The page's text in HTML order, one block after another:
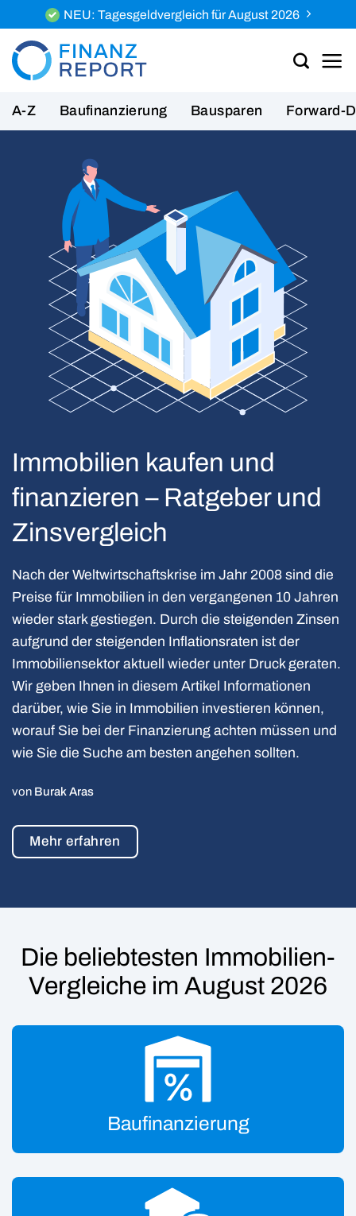
Inhalt
springen
NEU: Tagesgeldvergleich für August 2026
A-Z Baufinanzierung Bausparen Forward-
Immobilien kaufen und
finanzieren – Ratgeber und
Zinsvergleich
Nach der Weltwirtschaftskrise im Jahr 2008 sind die
Preise für Immobilien in den vergangenen 10 Jahren
wieder stark gestiegen. Durch die steigenden Zinsen
aufgrund der steigenden Inflationsraten ist der
Immobiliensektor aktuell wieder unter Druck geraten.
Wir geben Ihnen in diesem Artikel Informationen
darüber, wie Sie in Immobilien investieren können,
worauf Sie bei der Finanzierung achten müssen und
wie Sie die Suche am besten angehen sollten.
von Burak Aras
Mehr erfahren
Die beliebtesten Immobilien-
Vergleiche im August 2026
Baufinanzierung